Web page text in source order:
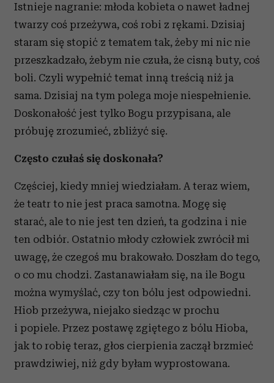
Istnieje nagranie: młoda kobieta o nawet ładnej
twarzy coś przeżywa, coś robi z rękami. Dzisiaj
staram się stopić z tematem tak, żeby mi nic nie
przeszkadzało, żebym nie czuła, że cisną buty, coś
boli. Czyli wypełnić temat inną treścią niż ja
sama. Dzisiaj na tym polega moje niespełnienie.
Doskonałość jest tylko Bogu przypisana, ale
próbuję zrozumieć, zbliżyć się.
Często czułaś się doskonała?
Częściej, kiedy mniej wiedziałam. A teraz wiem,
że teatr to nie jest praca samotna. Mogę się
starać, ale to nie jest ten dzień, ta godzina i nie
ten odbiór. Ostatnio młody człowiek zwrócił mi
uwagę, że czegoś mu brakowało. Doszłam do tego,
o co mu chodzi. Zastanawiałam się, na ile Bogu
można wymyślać, czy ton bólu jest odpowiedni.
Hiob przeżywa, niejako siedząc w prochu
i popiele. Przez postawę zgiętego z bólu Hioba,
jak to robię teraz, głos cierpienia zaczął brzmieć
prawdziwiej, niż gdy byłam wyprostowana.